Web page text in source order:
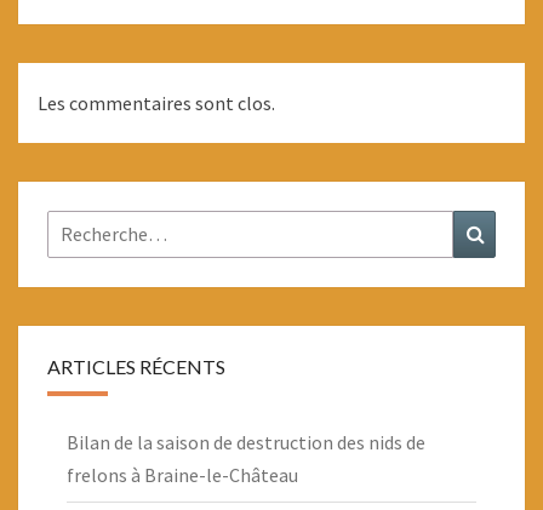
Les commentaires sont clos.
Rechercher :
ARTICLES RÉCENTS
Bilan de la saison de destruction des nids de
frelons à Braine-le-Château